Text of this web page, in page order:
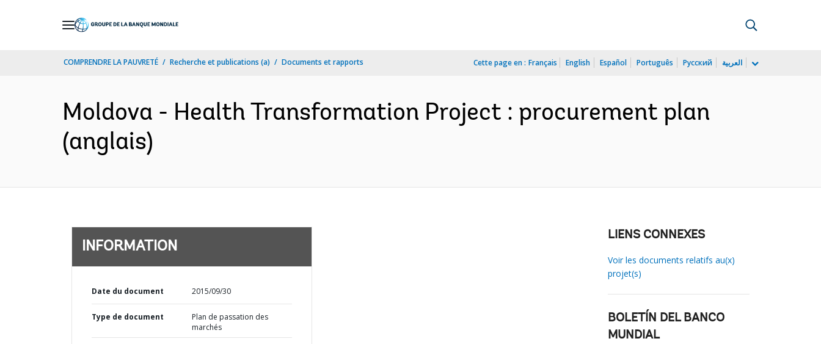
COMPRENDRE LA PAUVRETÉ Recherche et publications (a) Documents et rapports Cette page en : Français English Español Português Русский العربية
Moldova - Health Transformation Project : procurement plan
(anglais)
INFORMATION
Date du document 2015/09/30
Type de document
Plan de passation des
marchés
LIENS CONNEXES
Voir les documents relatifs au(x)
projet(s)
BOLETÍN DEL BANCO
MUNDIAL